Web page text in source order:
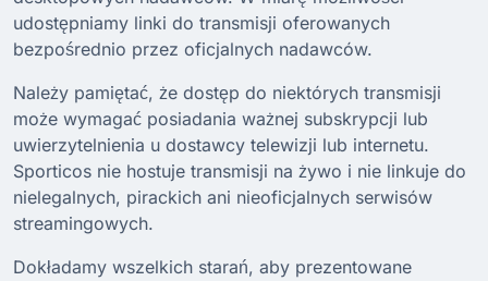
udostępniamy linki do transmisji oferowanych
bezpośrednio przez oficjalnych nadawców.
Należy pamiętać, że dostęp do niektórych transmisji
może wymagać posiadania ważnej subskrypcji lub
uwierzytelnienia u dostawcy telewizji lub internetu.
Sporticos nie hostuje transmisji na żywo i nie linkuje do
nielegalnych, pirackich ani nieoficjalnych serwisów
streamingowych.
Dokładamy wszelkich starań, aby prezentowane